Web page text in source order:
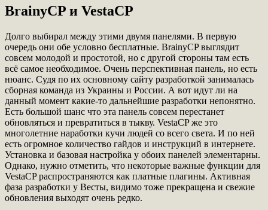
BrainyCP и VestaCP
Долго выбирал между этими двумя панелями. В первую
очередь они обе условно бесплатные. BrainyCP выглядит
совсем молодой и простотой, но с другой стороны там есть
всё самое необходимое. Очень перспективная панель, но есть
нюанс. Судя по их основному сайту разработкой занималась
сборная команда из Украины и России. А вот идут ли на
данный момент какие-то дальнейшие разработки непонятно.
Есть большой шанс что эта панель совсем перестанет
обновляться и превратиться в тыкву. VestaCP же это
многолетние наработки кучи людей со всего света. И по ней
есть огромное количество гайдов и инструкций в интернете.
Установка и базовая настройка у обоих панелей элементарны.
Однако, нужно отметить, что некоторые важные функции для
VestaCP распространяются как платные плагины. Активная
фаза разработки у Весты, видимо тоже прекращена и свежие
обновления выходят очень редко.